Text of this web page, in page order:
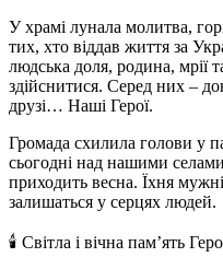
У храмі лунала молитва,
тих, хто віддав життя за
людська доля, родина, мрії
здійснитися. Серед них –
друзі… Наші Герої.
Громада схилила голови у
сьогодні над нашими селами
приходить весна. Їхня
залишаться у серцях людей.
🕯 Світла і вічна пам’ять